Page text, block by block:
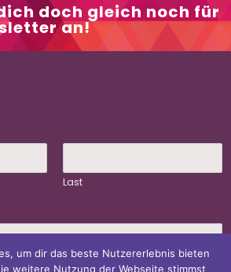
doch gleich noch für
an!
Last
um dir das beste Nutzererlebnis bieten
weitere Nutzung der Webseite stimmst